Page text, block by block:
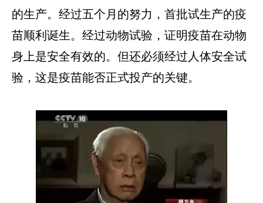
的生产。经过五个月的努力，首批试生产的疫
苗顺利诞生。经过动物试验，证明疫苗在动物
身上是安全有效的。但还必须经过人体安全试
验，这是疫苗能否正式投产的关键。